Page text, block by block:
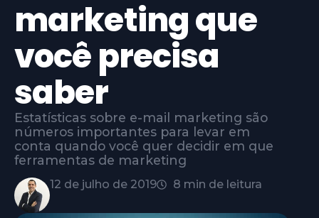
marketing que
você precisa
saber
Estatísticas sobre e-mail marketing são
números importantes para levar em
conta quando você quer decidir em que
ferramentas de marketing
12 de julho de 2019 8 min de leitura